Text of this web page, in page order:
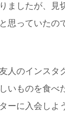
ましたが、見
思っていたの
人のインスタ
いものを食べ
ーに入会しよ